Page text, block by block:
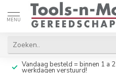
MENU
Vandaag besteld = binnen 1 a 2
werkdagen verstuurd!